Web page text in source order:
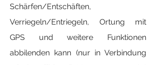
Schärfen/Entschäften,
Verriegeln/Entriegeln, Ortung mit
GPS und weitere Funktionen
abbilenden kann (nur in Verbindung